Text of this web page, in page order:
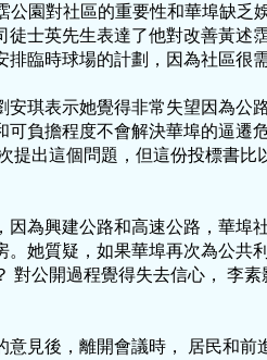
公園對社區的重要性和華埠缺乏
徒士英先生表達了他對改善黃述
排臨時球場的計劃，因為社區很
安琪表示她覺得非常失望因為公
可負擔程度不會解決華埠的逼遷
提出這個問題，但這份投標書比
因為興建公路和高速公路，華埠
。她質疑，如果華埠再次為公共
對公開過程覺得失去信心，
李素
意見後，離開會議時，
居民和前